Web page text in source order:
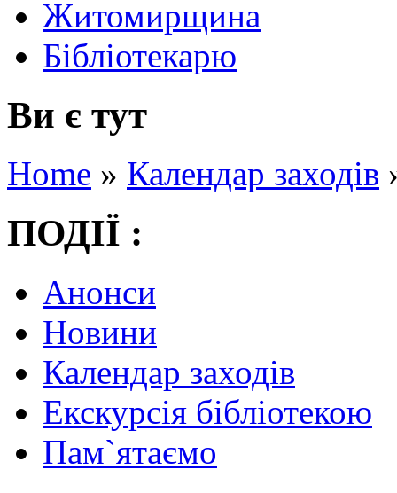
Житомирщина
Бібліотекарю
Ви є тут
Home » Календар заходів
ПОДІЇ :
Анонси
Новини
Календар заходів
Екскурсія бібліотекою
Пам`ятаємо